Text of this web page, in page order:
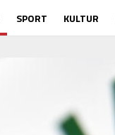
SPORT KULTUR